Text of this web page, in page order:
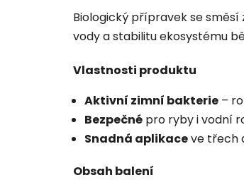
Biologický přípravek se
vody a stabilitu ekosystému
Vlastnosti produktu
Aktivní zimní bakterie –
Bezpečné pro ryby i vodní
Snadná aplikaceve třech
Obsah balení